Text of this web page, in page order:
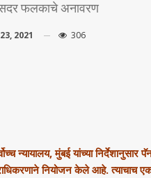
सदर फलकाचे अनावरण
2021 306
न्यायालय, मुंबई यांच्या
नियोजन केले आहे.